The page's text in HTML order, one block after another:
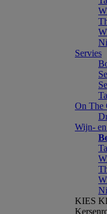
Servies
On The
Wijn-
KIES